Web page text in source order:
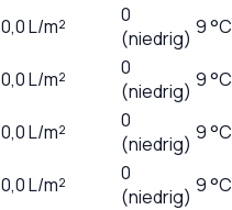
0,0L/m²
0
(niedrig) 9 °C
0,0L/m²
0
(niedrig) 9 °C
0,0L/m²
0
(niedrig) 9 °C
0,0L/m²
0
(niedrig) 9 °C